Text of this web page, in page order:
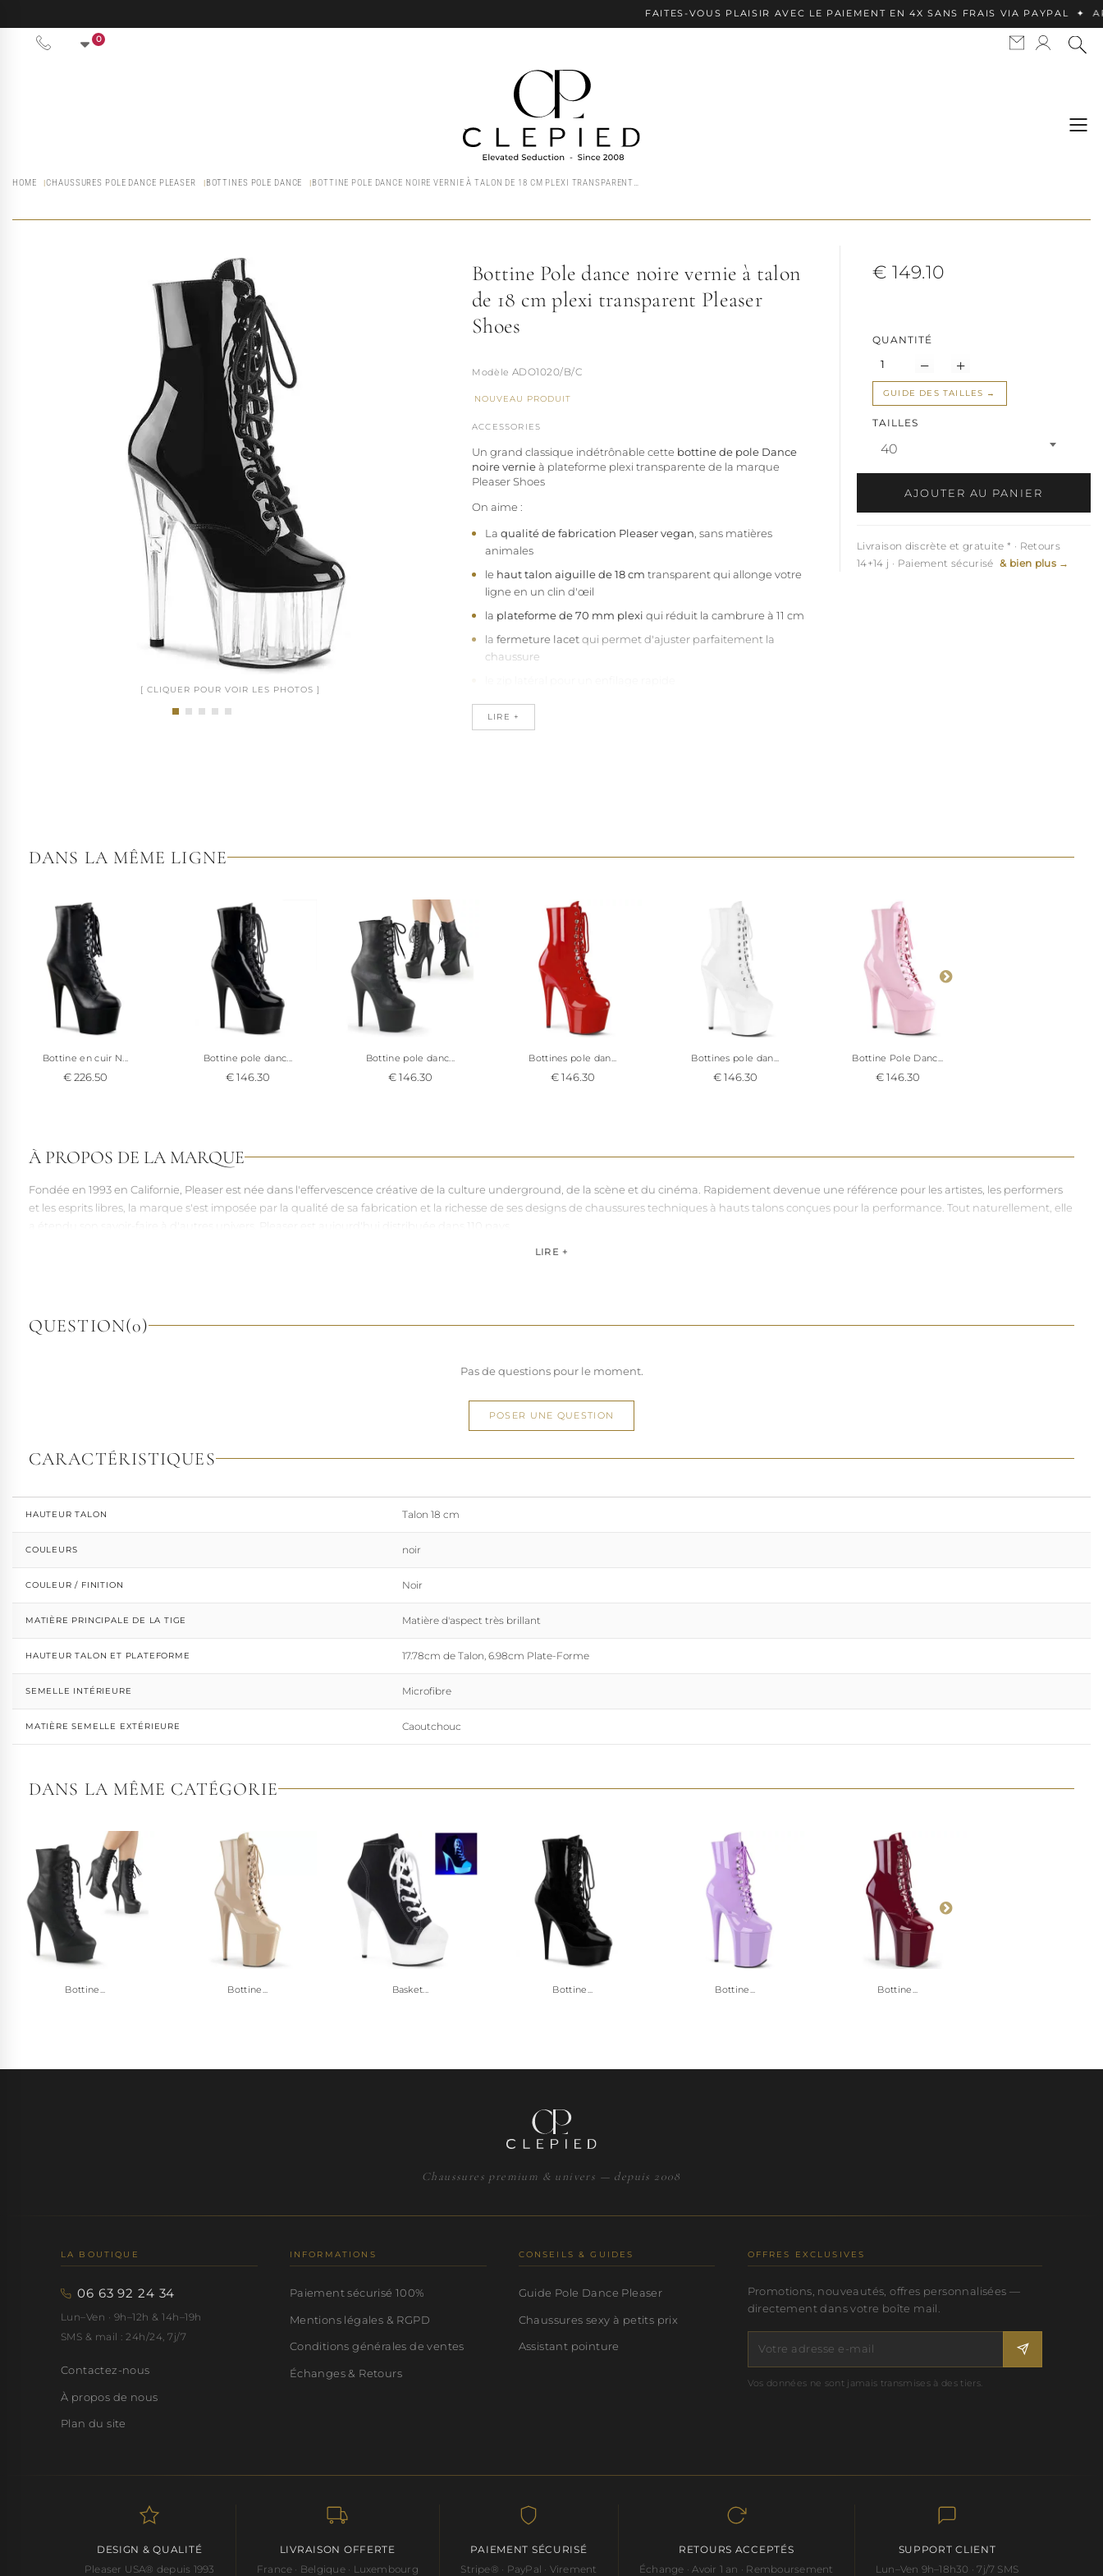
FAITES-VOUS PLAISIR AVEC LE PAIEMENT EN 4X SANS FRAIS VIA PAYPAL ✦ APPLE
0
HOME CHAUSSURES POLE DANCE PLEASER BOTTINES POLE DANCE BOTTINE POLE DANCE NOIRE VERNIE À TALON DE 18 CM PLEXI TRANSPARENT PLEASER SHOES
Bottine Pole dance noire vernie à talon
de 18 cm plexi transparent Pleaser
Shoes
ADO1020/B/C
NOUVEAU PRODUIT
ACCESSORIES
Un grand classique indétrônable cette bottine de pole Dance
noire vernieà plateforme plexi transparente de la marque
Pleaser Shoes
On aime :
La qualité de fabrication Pleaser vegan , sans matières
animales
le haut talon aiguille de 18 cm transparent qui allonge votre
ligne en un clin d'œil
la plateforme de 70 mm plexi qui réduit la cambrure à 11 cm
la fermeture lacetqui permet d'ajuster parfaitement la
chaussure
laqualité de la voute plantaire
cambrure du pied, pour un
LIRE +
€ 149.10
QUANTITÉ
GUIDE DES TAILLES
TAILLES
40
AJOUTER AU PANIER
Livraison discrète et gratuite * · Retours
14+14 j · Paiement sécurisé & bien plus →
DANS LA MÊME LIGNE
Bottine en cuir N...
€ 226.50
Bottine pole danc...
€ 146.30
Bottine pole danc...
€ 146.30
Bottines pole dan...
€ 146.30
Bottines pole dan...
€ 146.30
Bottine Pole Danc...
€ 146.30
À PROPOS DE LA MARQUE
Fondée en 1993 en Californie, Pleaser est née dans l'effervescence créative de la culture underground, de la scène et du cinéma. Rapidement devenue une référence pour les artistes, les performers
et les esprits libres, la marque s'est imposée par la qualité de sa fabrication et la richesse de ses designs de chaussures techniques à hauts talons conçues pour la performance. Tout naturellement, elle
a étendu son savoir-faire à d'autres univers. Pleaser est aujourd'hui distribuée dans 110 pays.
À l'écart du courant mainstream des grandes franchises de la mode, Pleaser propose des collections ultra féminines et des univers divers et riches, souvent disponibles dans une large gamme de
LIRE +
QUESTION(0)
Pas de questions pour le moment.
POSER UNE QUESTION
CARACTÉRISTIQUES
HAUTEUR TALON Talon 18 cm
COULEURS noir
COULEUR / FINITION Noir
MATIÈRE PRINCIPALE DE LA TIGE Matière d'aspect très brillant
HAUTEUR TALON ET PLATEFORME 17.78cm de Talon, 6.98cm Plate-Forme
SEMELLE INTÉRIEURE Microfibre
MATIÈRE SEMELLE EXTÉRIEURE Caoutchouc
DANS LA MÊME CATÉGORIE
Bottine... Bottine... Basket... Bottine... Bottine... Bottine...
Chaussures premium & univers — depuis 2008
LA BOUTIQUE
06 63 92 24 34
Lun–Ven · 9h–12h & 14h–19h
SMS & mail : 24h/24, 7j/7
Contactez-nous
À propos de nous
Plan du site
INFORMATIONS
Paiement sécurisé 100%
Mentions légales & RGPD
Conditions générales de ventes
Échanges & Retours
CONSEILS & GUIDES
Guide Pole Dance Pleaser
Chaussures sexy à petits prix
Assistant pointure
OFFRES EXCLUSIVES
Promotions, nouveautés, offres personnalisées —
directement dans votre boîte mail.
Vos données ne sont jamais transmises à des tiers.
DESIGN & QUALITÉ
Pleaser USA® depuis 1993
LIVRAISON OFFERTE
France · Belgique · Luxembourg
PAIEMENT SÉCURISÉ
Stripe® · PayPal · Virement
RETOURS ACCEPTÉS
Échange · Avoir 1 an · Remboursement
SUPPORT CLIENT
Lun–Ven 9h–18h30 · 7j/7 SMS